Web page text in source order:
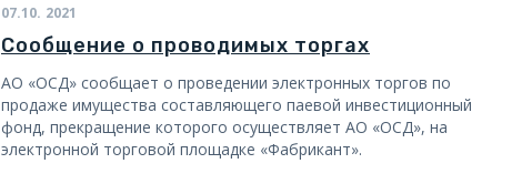
07.10. 2021
Сообщение о проводимых торгах
АО «ОСД» сообщает о проведении электронных торгов по
продаже имущества составляющего паевой инвестиционный
фонд, прекращение которого осуществляет АО «ОСД», на
электронной торговой площадке «Фабрикант».